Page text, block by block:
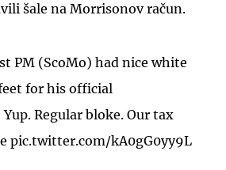
šale na Morrisonov račun.
PM (ScoMo) had nice white
for his official
Yup. Regular bloke. Our tax
pic.twitter.com/kA0gG0yy9L